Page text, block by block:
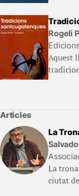
Rogeli
Aquest
Articles
La
La
ciutat